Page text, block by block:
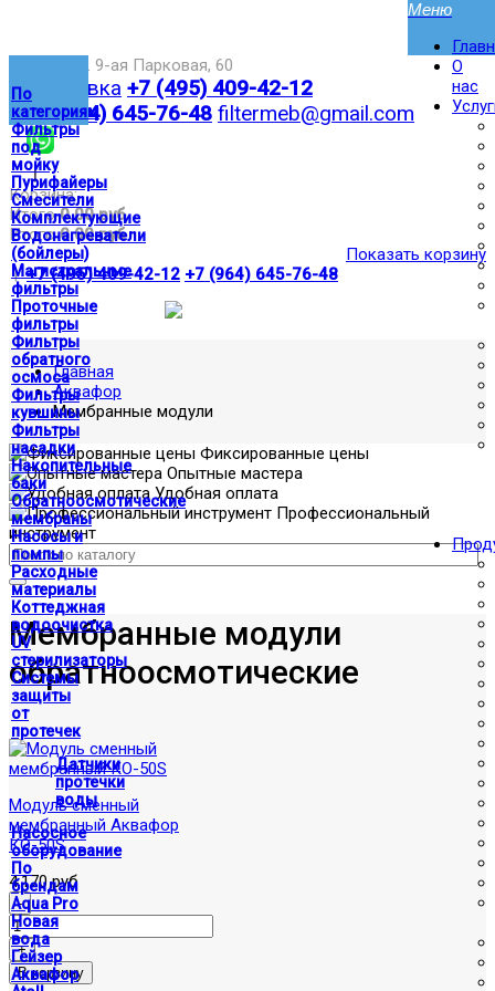
По
категориям
Фильтры
под
мойку
Пурифайеры
Смесители
Комплектующие
Водонагреватели
(бойлеры)
Магистральные
фильтры
Проточные
фильтры
Фильтры
обратного
осмоса
Фильтры
кувшины
Фильтры
насадки
Накопительные
баки
Обратноосмотические
мембраны
Насосы и
помпы
Расходные
материалы
Коттеджная
водоочистка
UV
стерилизаторы
Системы
защиты
от
протечек
Датчики
протечки
воды
Насосное
оборудование
По
брендам
Aqua Pro
Новая
вода
Гейзер
Аквафор
Москва,ул. 9-ая Парковая, 60
Доставка +7 (495) 409-42-12
+7 (964) 645-76-48 filtermeb@gmail.com
|
Корзина:
Итого0.00 руб
Итого0.00 руб
Показать корзину
| +7 (495) 409-42-12 +7 (964) 645-76-48
О
нас
Главная
Аквафор
Мембранные модули
Фиксированные цены
Опытные мастера
Удобная оплата
Профессиональный
инструмент
Мембранные модули
обратноосмотические
Модуль сменный
мембранный Аквафор
КО-50S
4,170 руб